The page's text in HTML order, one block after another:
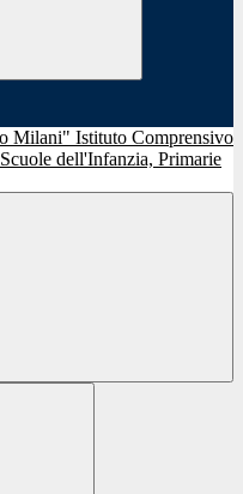
Istituto Comprensivo
Scuole dell'Infanzia, Primarie